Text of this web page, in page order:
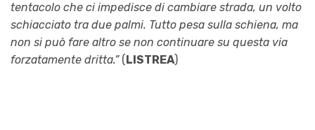
tentacolo che ci impedisce di cambiare strada, un volto
schiacciato tra due palmi. Tutto pesa sulla schiena, ma
non si può fare altro se non continuare su questa via
forzatamente dritta.” ( LISTREA)